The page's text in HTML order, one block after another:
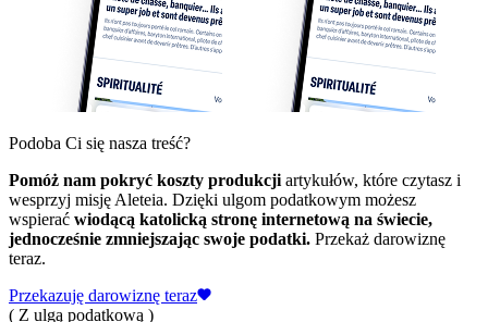
Podoba Ci się nasza treść?
Pomóż nam pokryć koszty produkcji artykułów, które czytasz i
wesprzyj misję Aleteia. Dzięki ulgom podatkowym możesz
wspierać wiodącą katolicką stronę internetową na świecie,
jednocześnie zmniejszając swoje podatki. Przekaż darowiznę
teraz.
Przekazuję darowiznę teraz
( Z ulgą podatkową )